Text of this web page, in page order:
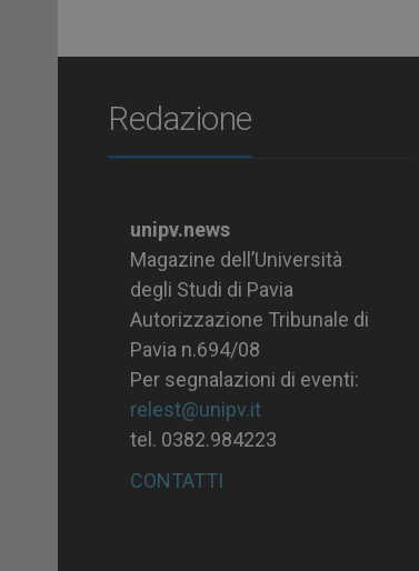
Redazione
unipv.news
Magazine dell’Università
degli Studi di Pavia
Autorizzazione Tribunale di
Pavia n.694/08
Per segnalazioni di eventi:
relest@unipv.it
tel. 0382.984223
CONTATTI